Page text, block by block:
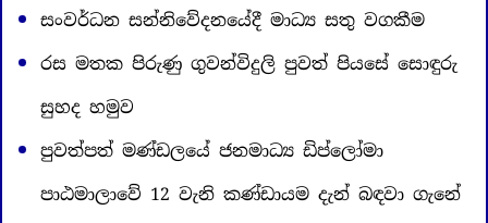
සංවර්ධන සන්නිවේදනයේදී මාධ්‍ය සතු වගකීම
රස මතක පිරුණු ගුවන්විදුලි පුවත් පියසේ සොඳුරු
සුහද හමුව
පුවත්පත් මණ්ඩලයේ ජනමාධ්‍ය ඩිප්ලෝමා
පාඨමාලාවේ 12 වැනි කණ්ඩායම දැන් බඳවා ගැනේ